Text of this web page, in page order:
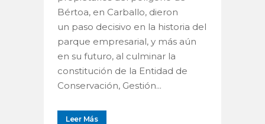
Bértoa, en Carballo, dieron
un paso decisivo en la historia del
parque empresarial, y más aún
en su futuro, al culminar la
constitución de la Entidad de
Conservación, Gestión...
Leer Más